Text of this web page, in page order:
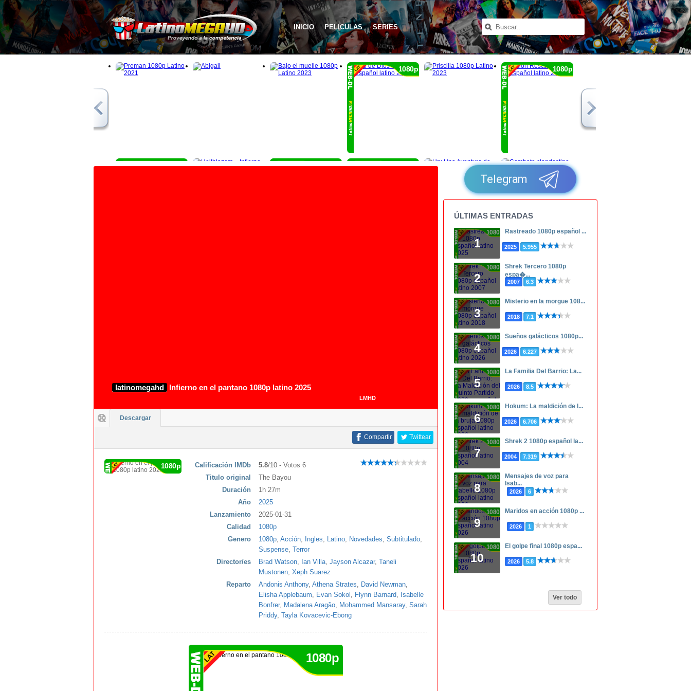
INICIO PELICULAS SERIES
1080p 1080p
1080p 1080p 1080p
latinomegahd Infierno en el pantano 1080p latino 2025
LMHD
Descargar
Twittear
Compartir
1080p Calificación IMDb 5.8/10 - Votos 6
Titulo original
The Bayou
Duración
1h 27m
Año
2025
Lanzamiento
2025-01-31
Calidad
1080p
Genero
1080p, Acción, Ingles, Latino, Novedades, Subtitulado,
Suspense, Terror
Director/es
Brad Watson, Ian Villa, Jayson Alcazar, Taneli
Mustonen, Xeph Suarez
Reparto
Andonis Anthony, Athena Strates, David Newman,
Elisha Applebaum, Evan Sokol , Flynn Barnard, Isabelle
Bonfrer, Madalena Aragão, Mohammed Mansaray, Sarah
Priddy, Tayla Kovacevic-Ebong
1080p
Telegram
ÚLTIMAS ENTRADAS
1
1080p Rastreado 1080p español ...
2025 5.955
2
1080p
Shrek Tercero 1080p
espa�...
2007 6.3
3
1080p Misterio en la morgue 108...
2018 7.1
4
1080p Sueños galácticos 1080p...
2026 6.227
5
1080p La Familia Del Barrio: La...
2026 8.5
6
1080p Hokum: La maldición de l...
2026 6.706
7
1080p Shrek 2 1080p español la...
2004 7.319
8
1080p
Mensajes de voz para
Isab...
2026 6
9
1080p Maridos en acción 1080p ...
2026 1
10
1080p El golpe final 1080p espa...
2026 5.8
Ver todo